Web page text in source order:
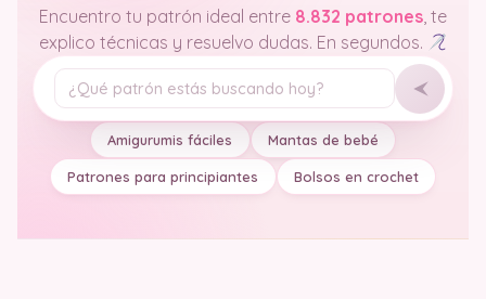
Encuentro tu patrón ideal entre 8.832 patrones, te
explico técnicas y resuelvo dudas. En segundos.
Tu pregunta
Amigurumis fáciles Mantas de bebé
Patrones para principiantes Bolsos en crochet